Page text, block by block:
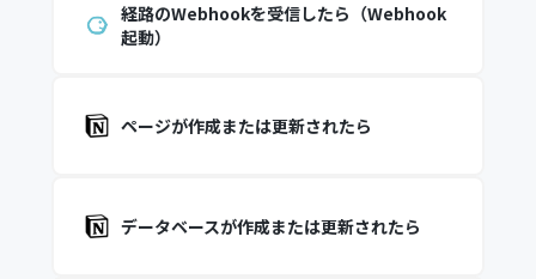
経路のWebhookを受信したら（Webhook
起動）
ページが作成または更新されたら
データベースが作成または更新されたら